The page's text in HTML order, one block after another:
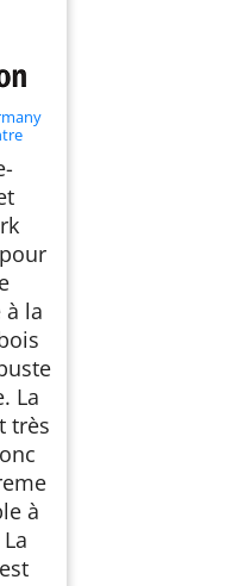
main
-
-
-
la
La
très
à